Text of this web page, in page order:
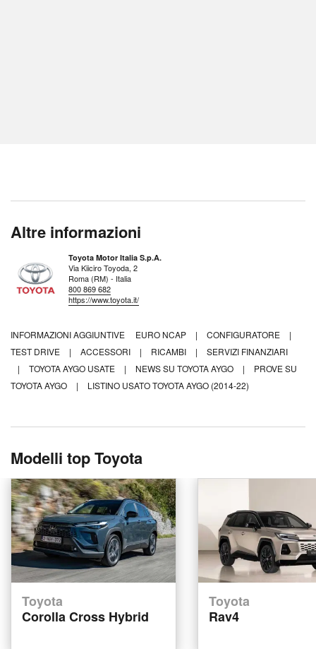
Altre informazioni
Toyota Motor Italia S.p.A.
Via Kiiciro Toyoda, 2
Roma (RM) - Italia
800 869 682
https://www.toyota.it/
INFORMAZIONI AGGIUNTIVE EURO NCAP | CONFIGURATORE
|
TEST DRIVE
| ACCESSORI | RICAMBI |
SERVIZI FINANZIARI
|
TOYOTA AYGO USATE | NEWS SU TOYOTA AYGO |
PROVE SU
TOYOTA AYGO
| LISTINO USATO TOYOTA AYGO (2014-22)
Modelli top Toyota
Toyota
Corolla Cross Hybrid
Toyota
Rav4